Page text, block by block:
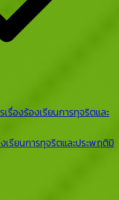
รื่องร้องเรียนการทุจริตและ
เรียนการทุจริตและประพฤติมิ